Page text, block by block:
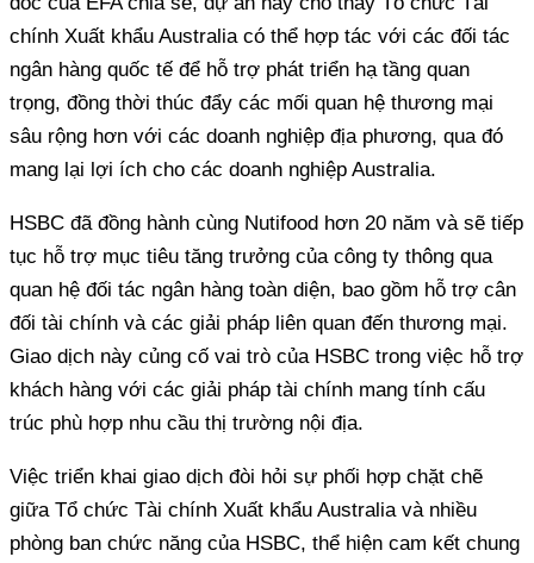
chính Xuất khẩu Australia có thể hợp tác với các đối tác
ngân hàng quốc tế để hỗ trợ phát triển hạ tầng quan
trọng, đồng thời thúc đẩy các mối quan hệ thương mại
sâu rộng hơn với các doanh nghiệp địa phương, qua đó
mang lại lợi ích cho các doanh nghiệp Australia.
HSBC đã đồng hành cùng Nutifood hơn 20 năm và sẽ tiếp
tục hỗ trợ mục tiêu tăng trưởng của công ty thông qua
quan hệ đối tác ngân hàng toàn diện, bao gồm hỗ trợ cân
đối tài chính và các giải pháp liên quan đến thương mại.
Giao dịch này củng cố vai trò của HSBC trong việc hỗ trợ
khách hàng với các giải pháp tài chính mang tính cấu
trúc phù hợp nhu cầu thị trường nội địa.
Việc triển khai giao dịch đòi hỏi sự phối hợp chặt chẽ
giữa Tổ chức Tài chính Xuất khẩu Australia và nhiều
phòng ban chức năng của HSBC, thể hiện cam kết chung